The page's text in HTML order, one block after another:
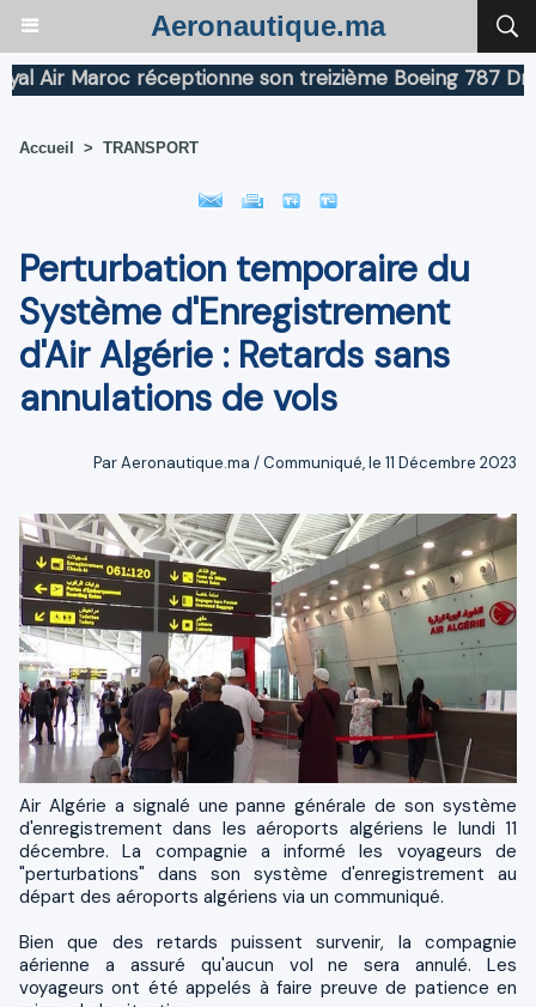
Aeronautique.ma
Maroc réceptionne son treizième Boeing 787
Accueil > TRANSPORT
Perturbation temporaire du
Système d'Enregistrement
d'Air Algérie : Retards sans
annulations de vols
Par Aeronautique.ma / Communiqué, le 11 Décembre 2023
Air Algérie a signalé une panne générale de son système
d'enregistrement dans les aéroports algériens le lundi 11
décembre. La compagnie a informé les voyageurs de
"perturbations" dans son système d'enregistrement au
départ des aéroports algériens via un communiqué.
Bien que des retards puissent survenir, la compagnie
aérienne a assuré qu'aucun vol ne sera annulé. Les
voyageurs ont été appelés à faire preuve de patience en